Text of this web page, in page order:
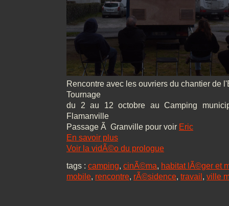
Rencontre avec les ouvriers du chantier de
Tournage
du 2 au 12 octobre au Camping
Flamanville
Passage Ã Granville pour voir Eric
En savoir plus
Voir la vidÃ©o du prologue
tags : camping, cinÃ©ma, habitat lÃ©ger et
mobile, rencontre, rÃ©sidence, travail , ville